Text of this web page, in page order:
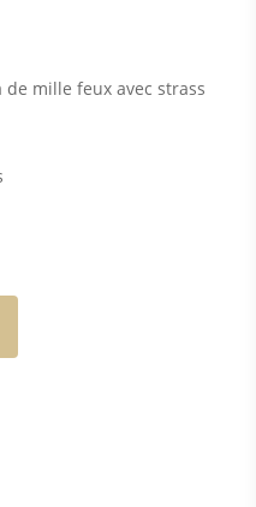
mille feux avec strass